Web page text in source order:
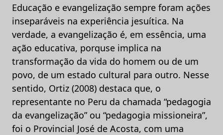
Educação e evangelização sempre foram ações
inseparáveis na experiência jesuítica. Na
verdade, a evangelização é, em essência, uma
ação educativa, porquse implica na
transformação da vida do homem ou de um
povo, de um estado cultural para outro. Nesse
sentido, Ortiz (2008) destaca que, o
representante no Peru da chamada “pedagogia
da evangelização” ou “pedagogia missioneira”,
foi o Provincial José de Acosta, com uma